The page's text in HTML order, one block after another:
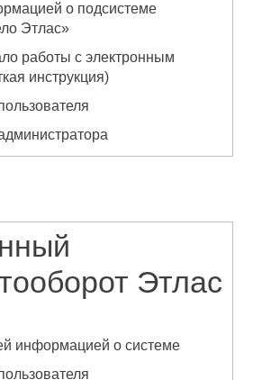
о подсистеме
Этлас»
работы с электронным
инструкция)
Этлас
информацией о системе